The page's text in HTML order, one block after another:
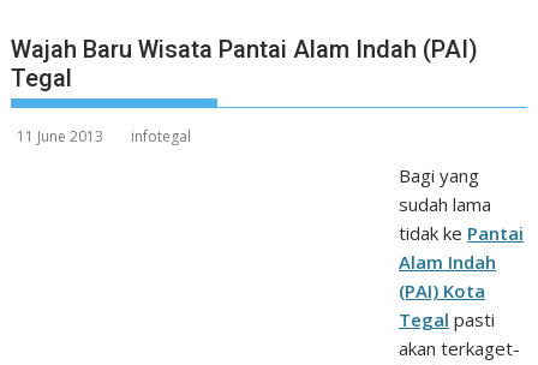
Wajah Baru Wisata Pantai Alam Indah (PAI)
Tegal
11 June 2013 infotegal
Bagi yang
sudah lama
tidak ke Pantai
Alam Indah
(PAI) Kota
Tegal pasti
akan terkaget-